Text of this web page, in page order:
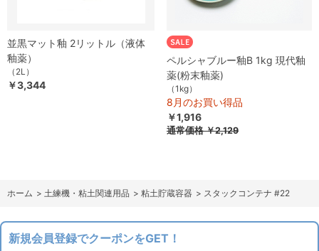
並黒マット釉 2リットル（液体
釉薬）
（2L）
￥3,344
ペルシャブルー釉B 1kg 現代釉
薬(粉末釉薬)
（1kg）
8月のお買い得品
￥1,916
通常価格￥2,129
ホーム > 土練機・粘土関連用品 > 粘土貯蔵容器 > スタックコンテナ #22
新規会員登録でクーポンをGET！